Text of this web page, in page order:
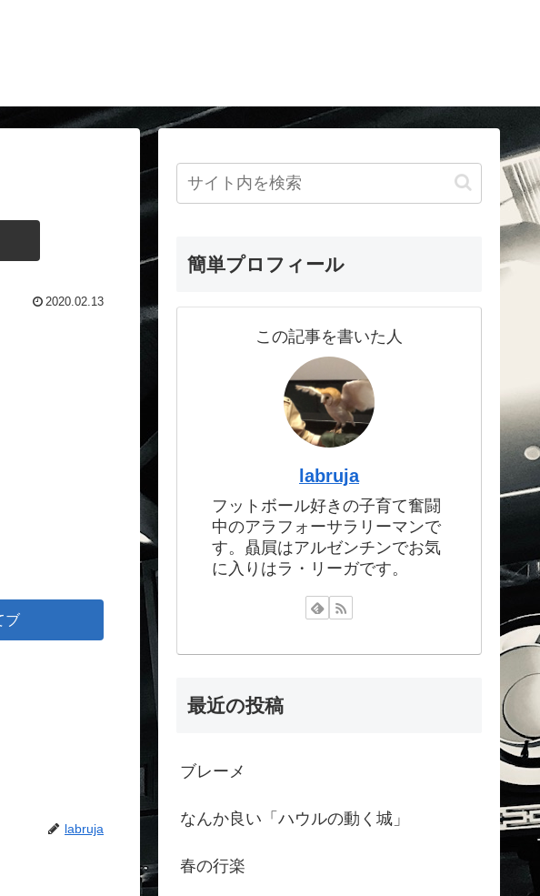
2020.02.13
ブ
labruja
簡単プロフィール
この記事を書いた人
labruja
フットボール好きの子育て奮闘
中のアラフォーサラリーマンで
す。贔屓はアルゼンチンでお気
に入りはラ・リーガです。
最近の投稿
ブレーメ
なんか良い「ハウルの動く城」
春の行楽